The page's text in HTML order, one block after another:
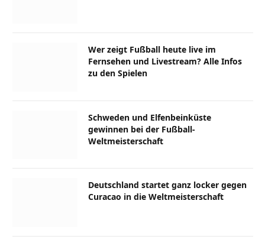
Wer zeigt Fußball heute live im
Fernsehen und Livestream? Alle Infos
zu den Spielen
Schweden und Elfenbeinküste
gewinnen bei der Fußball-
Weltmeisterschaft
Deutschland startet ganz locker gegen
Curacao in die Weltmeisterschaft